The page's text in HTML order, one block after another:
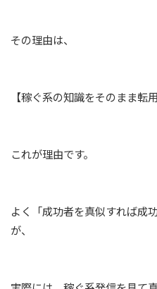
その理由は、
【稼ぐ系の知識をそのまま転
これが理由です。
よく「成功者を真似すれば成
が、